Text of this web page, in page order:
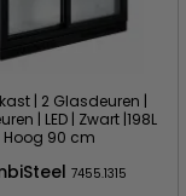
| 2 Glasdeuren |
| LED | Zwart |198L
Hoog 90 cm
7455.1315